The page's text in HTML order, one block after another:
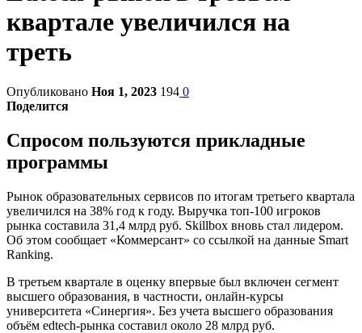
квартале увеличился на
треть
Опубликовано Ноя 1, 2023 194 0
Поделится
Спросом пользуются прикладные
программы
Рынок образовательных сервисов по итогам третьего квартала
увеличился на 38% год к году. Выручка топ-100 игроков
рынка составила 31,4 млрд руб. Skillbox вновь стал лидером.
Об этом сообщает «Коммерсант» со ссылкой на данные Smart
Ranking.
В третьем квартале в оценку впервые был включен сегмент
высшего образования, в частности, онлайн-курсы
университета «Синергия». Без учета высшего образования
объём edtech-рынка составил около 28 млрд руб.